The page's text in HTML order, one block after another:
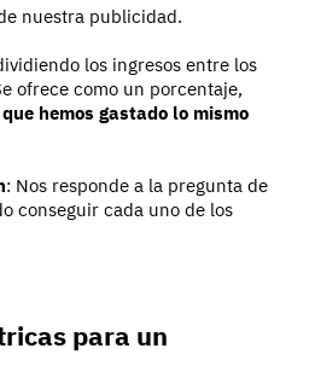
nuestra publicidad.
los ingresos entre los
ofrece como un porcentaje,
hemos gastado lo mismo
: Nos responde a la pregunta de
conseguir cada uno de los
para un